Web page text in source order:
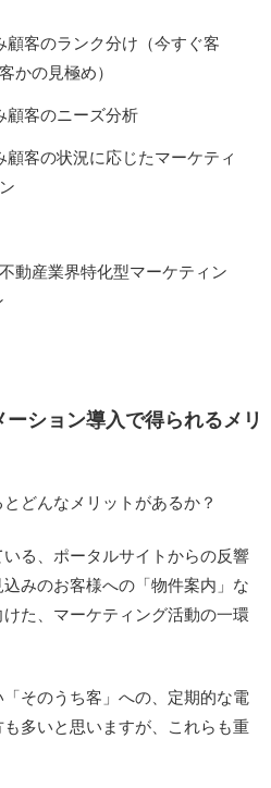
顧客のランク分け（今すぐ客
かの見極め）
顧客のニーズ分析
顧客の状況に応じたマーケティ
動産業界特化型マーケティン
ション導入で得られるメリ
どんなメリットがあるか？
る、ポータルサイトからの反響
みのお客様への「物件案内」な
た、マーケティング活動の一環
そのうち客」への、定期的な電
多いと思いますが、これらも重